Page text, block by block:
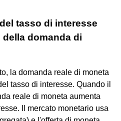
tasso di interesse
domanda di
la domanda reale di moneta
tasso di interesse. Quando il
reale di moneta aumenta
Il mercato monetario usa